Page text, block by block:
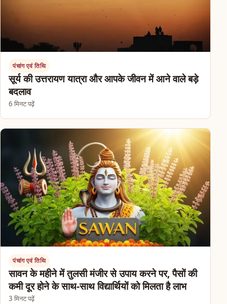
पंचांग एवं तिथि
सूर्य की उत्तरायण यात्रा और आपके जीवन में आने वाले बड़े
बदलाव
6 मिनट पढ़ें
पंचांग एवं तिथि
सावन के महीने में तुलसी मंजीर से उपाय करने पर, पैसों की
कमी दूर होने के साथ-साथ विद्यार्थियों को मिलता है लाभ
3 मिनट पढ़ें